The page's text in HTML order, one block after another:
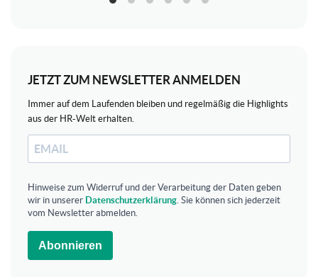
JETZT ZUM NEWSLETTER ANMELDEN
Immer auf dem Laufenden bleiben und regelmäßig die Highlights
aus der HR-Welt erhalten.
Hinweise zum Widerruf und der Verarbeitung der Daten geben
wir in unserer Datenschutzerklärung. Sie können sich jederzeit
vom Newsletter abmelden.
Abonnieren